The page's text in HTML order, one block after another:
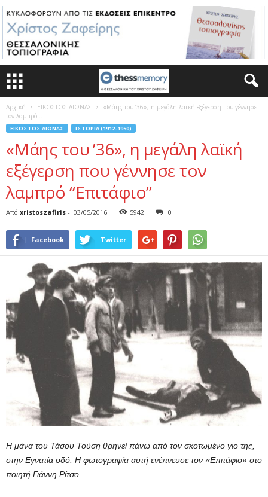
Αρχική ΕΙΚΟΣΤΟΣ ΑΙΩΝΑΣ
«Μάης του ’36», η μεγάλη λαϊκή εξέγερση που γέννησε
τον λαμπρό...
ΕΙΚΟΣΤΟΣ ΑΙΩΝΑΣ ΙΣΤΟΡΊΑ (1912-1950)
«Μάης του ’36», η μεγάλη λαϊκή
εξέγερση που γέννησε τον
λαμπρό “Επιτάφιο”
Από xristoszafiris - 03/05/2016 5942 0
Facebook Twitter
Η μάνα του Τάσου Τούση θρηνεί πάνω από τον σκοτωμένο γιο της,
στην Εγνατία οδό. Η φωτογραφία αυτή ενέπνευσε τον «Επιτάφιο» στο
ποιητή Γιάννη Ρίτσο.